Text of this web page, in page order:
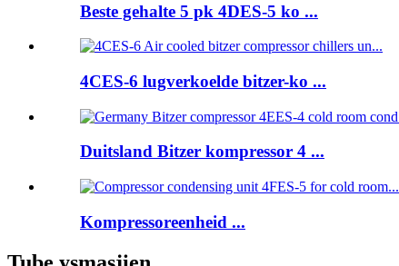
Beste gehalte 5 pk 4DES-5 ko ...
4CES-6 lugverkoelde bitzer-ko ...
Duitsland Bitzer kompressor 4 ...
Kompressoreenheid ...